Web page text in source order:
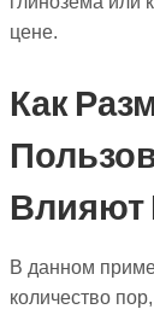
цене.
Как
Влияют
В данном
количество